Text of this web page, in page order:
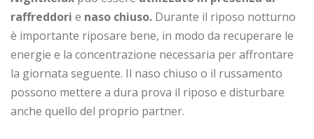
raffreddori e naso chiuso. Durante il riposo notturno
è importante riposare bene, in modo da recuperare le
energie e la concentrazione necessaria per affrontare
la giornata seguente. Il naso chiuso o il russamento
possono mettere a dura prova il riposo e disturbare
anche quello del proprio partner.